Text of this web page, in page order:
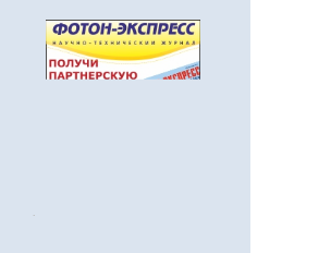
.